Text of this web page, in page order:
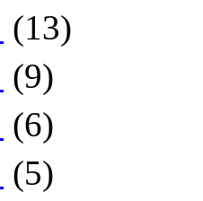
(13)
(9)
(6)
(5)